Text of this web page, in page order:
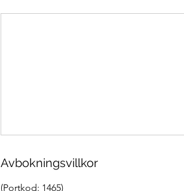
Avbokningsvillkor
(Portkod: 1465)